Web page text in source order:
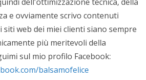
e ovviamente scrivo contenuti
siti web dei miei clienti siano sempre
più meritevoli della
sul mio profilo Facebook:
balsamofelice